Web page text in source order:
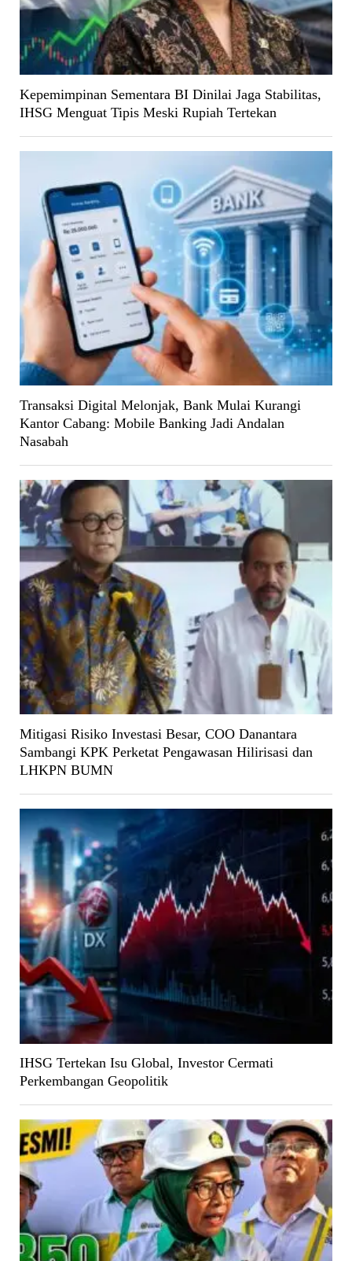
Kepemimpinan Sementara BI Dinilai Jaga Stabilitas,
IHSG Menguat Tipis Meski Rupiah Tertekan
Transaksi Digital Melonjak, Bank Mulai Kurangi
Kantor Cabang: Mobile Banking Jadi Andalan
Nasabah
Mitigasi Risiko Investasi Besar, COO Danantara
Sambangi KPK Perketat Pengawasan Hilirisasi dan
LHKPN BUMN
IHSG Tertekan Isu Global, Investor Cermati
Perkembangan Geopolitik